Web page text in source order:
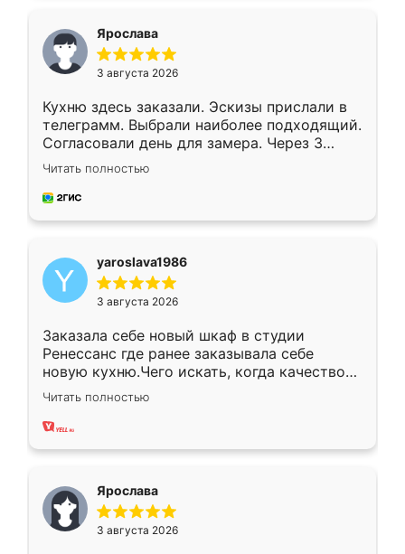
Ярослава
3 августа 2026
Кухню здесь заказали. Эскизы прислали в
телеграмм. Выбрали наиболее подходящий.
Согласовали день для замера. Через 3
недели кухня была уже готова. Остались
довольны работой. Спасибо Ренессанс
мебель за качественную работу!
Читать полностью
yaroslava1986
3 августа 2026
Заказала себе новый шкаф в студии
Ренессанс где ранее заказывала себе
новую кухню.Чего искать, когда качеством
вполне довольна. Служит кухня уже почти
два года, нареканий нет.
Читать полностью
Ярослава
3 августа 2026